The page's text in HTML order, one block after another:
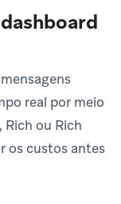
real por meio
Rich ou Rich
os custos antes